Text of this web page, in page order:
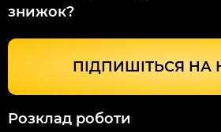
знижок?
ПІДПИШІТЬСЯ НА
Розклад роботи